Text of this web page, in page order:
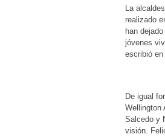
La
realizado
han
jóvenes
escribió
De igual
Wellington
Salcedo y
visión.